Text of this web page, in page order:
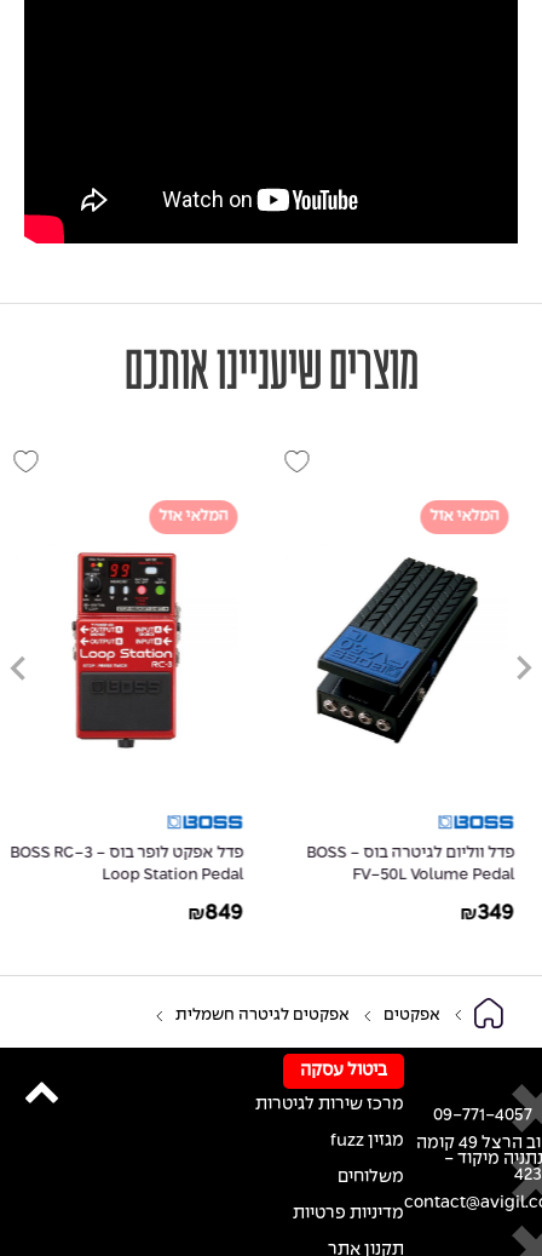
מוצרים שיעניינו אותכם
המלאי אזל
פדל ווליום לגיטרה בוס - BOSS
FV-50L Volume Pedal
₪349
המלאי אזל
פדל אפקט לופר בוס - BOSS RC-3
Loop Station Pedal
₪849
אפקטים אפקטים לגיטרה חשמלית
רחוב הרצל 49 קומה
מיקוד -
09-771-4057
ביטול עסקה
מרכז שירות לגיטרות
מגזין fuzz
משלוחים
מדיניות פרטיות
תקנון אתר